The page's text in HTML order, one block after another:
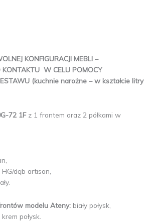
KONFIGURACJI MEBLI –
W CELU POMOCY
(kuchnie narożne – w kształcie litry
72 1F z 1 frontem oraz 2 półkami w
dąb artisan,
modelu Ateny: biały połysk,
połysk.